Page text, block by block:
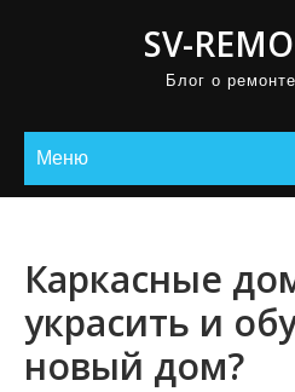
SV-
Блог о
Меню
Каркасные
украсить и
новый дом?